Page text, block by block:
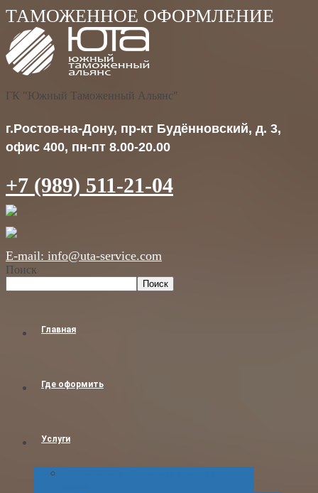
ГК "Южный Таможенный Альянс"
г.Ростов-на-Дону, пр-кт Будённовский, д. 3,
офис 400, пн-пт 8.00-20.00
+7 (989) 511-21-04
E-mail: info@uta-service.com
Поиск
Поиск
Главная
Где оформить
Услуги